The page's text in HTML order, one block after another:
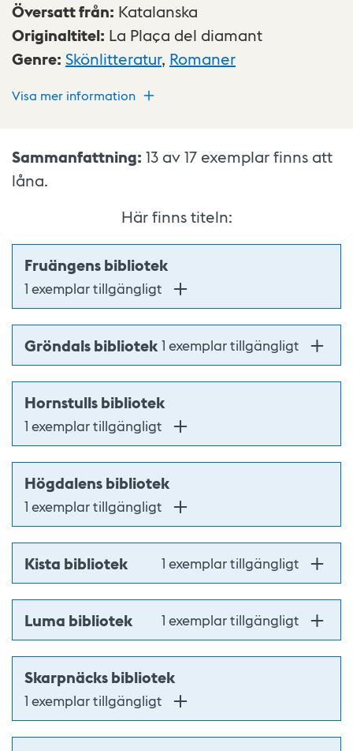
Översatt från: Katalanska
Originaltitel: La Plaça del diamant
Genre: Skönlitteratur, Romaner
Visa mer information
Sammanfattning: 13 av 17 exemplar finns att
låna.
Här finns titeln:
Fruängens bibliotek
1 exemplar tillgängligt
Gröndals bibliotek 1 exemplar tillgängligt
Hornstulls bibliotek
1 exemplar tillgängligt
Högdalens bibliotek
1 exemplar tillgängligt
Kista bibliotek 1 exemplar tillgängligt
Luma bibliotek 1 exemplar tillgängligt
Skarpnäcks bibliotek
1 exemplar tillgängligt